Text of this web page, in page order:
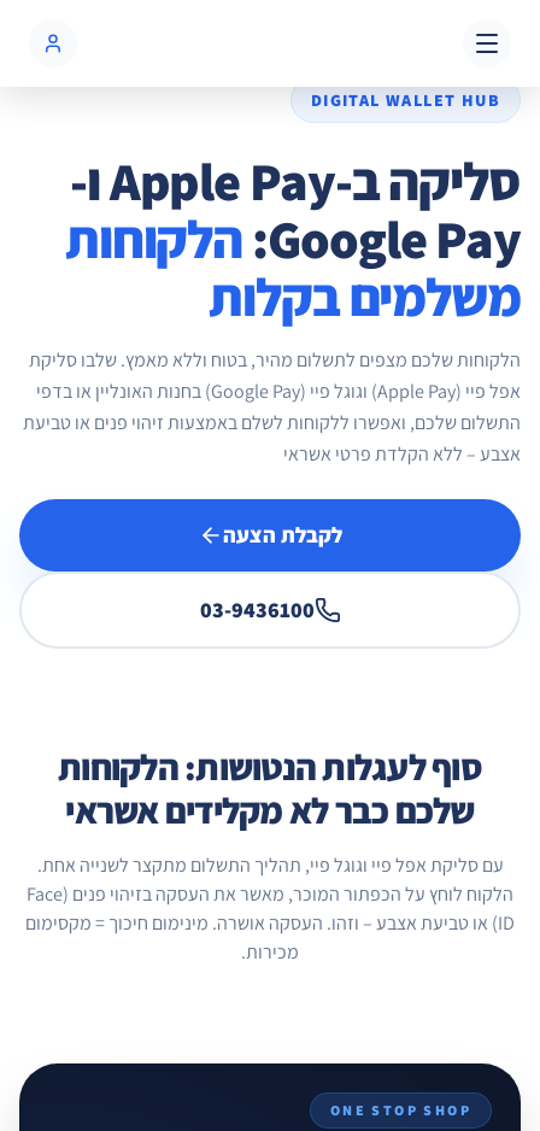
מֻפְעֶלֶת
נָגִישׁ
הַמְּסַיַּעַת
לִנְגִישׁוּת
הָאֲתָר.
DIGITAL WALLET HUB
סליקה ב-Apple Pay ו-
Google Pay: הלקוחות
משלמים בקלות
הלקוחות שלכם מצפים לתשלום מהיר, בטוח וללא מאמץ. שלבו סליקת
אפל פיי (Apple Pay) וגוגל פיי (Google Pay) בחנות האונליין או בדפי
התשלום שלכם, ואפשרו ללקוחות לשלם באמצעות זיהוי פנים או טביעת
אצבע – ללא הקלדת פרטי אשראי
לקבלת הצעה
03-9436100
סוף לעגלות הנטושות:הלקוחות
שלכם כבר לא מקלידים אשראי
עם סליקת אפל פיי וגוגל פיי, תהליך התשלום מתקצר לשנייה אחת.
הלקוח לוחץ על הכפתור המוכר, מאשר את העסקה בזיהוי פנים (Face
ID) או טביעת אצבע – וזהו. העסקה אושרה. מינימום חיכוך = מקסימום
מכירות.
ONE STOP SHOP